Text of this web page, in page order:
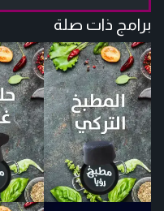
برامج ذات صلة